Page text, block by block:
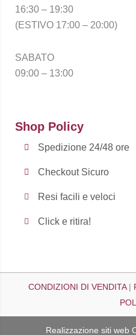
16:30 – 19:30
(ESTIVO 17:00 – 20:00)
SABATO
09:00 – 13:00
Shop Policy
Spedizione 24/48 ore
Checkout Sicuro
Resi facili e veloci
Click e ritira!
CONDIZIONI DI VENDITA|
Realizzazione siti web